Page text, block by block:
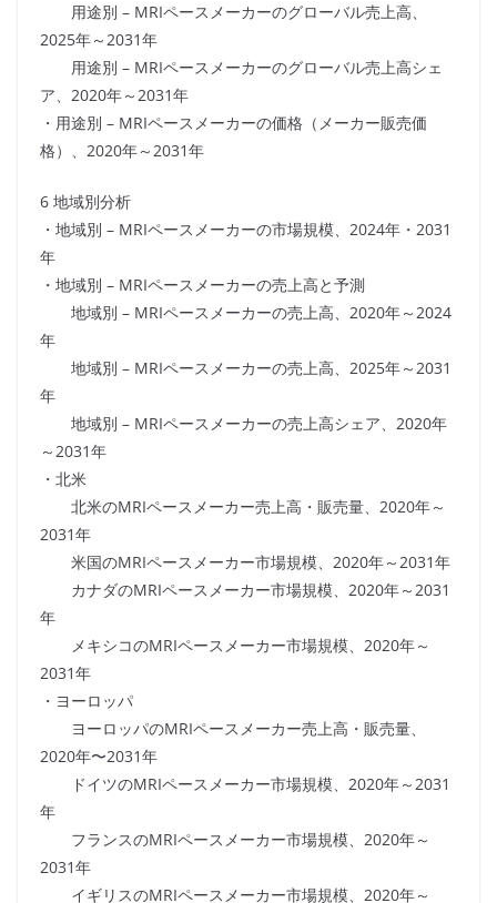
用途別 – MRIペースメーカーのグローバル売上高、
2025年～2031年
用途別 – MRIペースメーカーのグローバル売上高シェ
ア、2020年～2031年
・用途別 – MRIペースメーカーの価格（メーカー販売価
格）、2020年～2031年
6 地域別分析
・地域別 – MRIペースメーカーの市場規模、2024年・2031
年
・地域別 – MRIペースメーカーの売上高と予測
地域別 – MRIペースメーカーの売上高、2020年～2024
年
地域別 – MRIペースメーカーの売上高、2025年～2031
年
地域別 – MRIペースメーカーの売上高シェア、2020年
～2031年
・北米
北米のMRIペースメーカー売上高・販売量、2020年～
2031年
米国のMRIペースメーカー市場規模、2020年～2031年
カナダのMRIペースメーカー市場規模、2020年～2031
年
メキシコのMRIペースメーカー市場規模、2020年～
2031年
・ヨーロッパ
ヨーロッパのMRIペースメーカー売上高・販売量、
2020年〜2031年
ドイツのMRIペースメーカー市場規模、2020年～2031
年
フランスのMRIペースメーカー市場規模、2020年～
2031年
イギリスのMRIペースメーカー市場規模、2020年～